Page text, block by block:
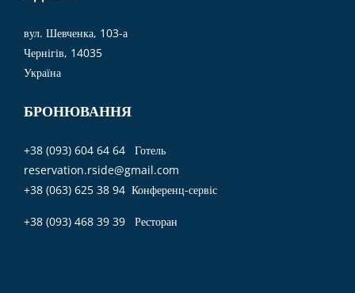
вул. Шевченка, 103-а
Чернігів, 14035
Україна
БРОНЮВАННЯ
+38 (093) 604 64 64 Готель
reservation.rside@gmail.com
+38 (063) 625 38 94 Конференц-сервіс
+38 (093) 468 39 39 Ресторан